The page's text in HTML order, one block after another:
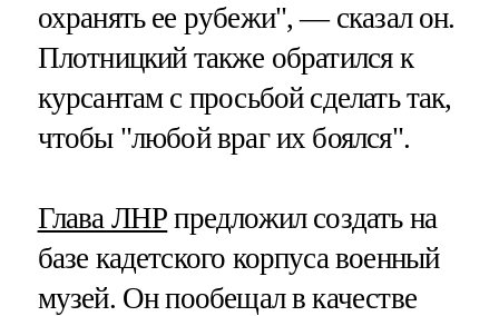
охранять ее рубежи", — сказал он.
Плотницкий также обратился к
курсантам с просьбой сделать так,
чтобы "любой враг их боялся".
Глава ЛНР предложил создать на
базе кадетского корпуса военный
музей. Он пообещал в качестве